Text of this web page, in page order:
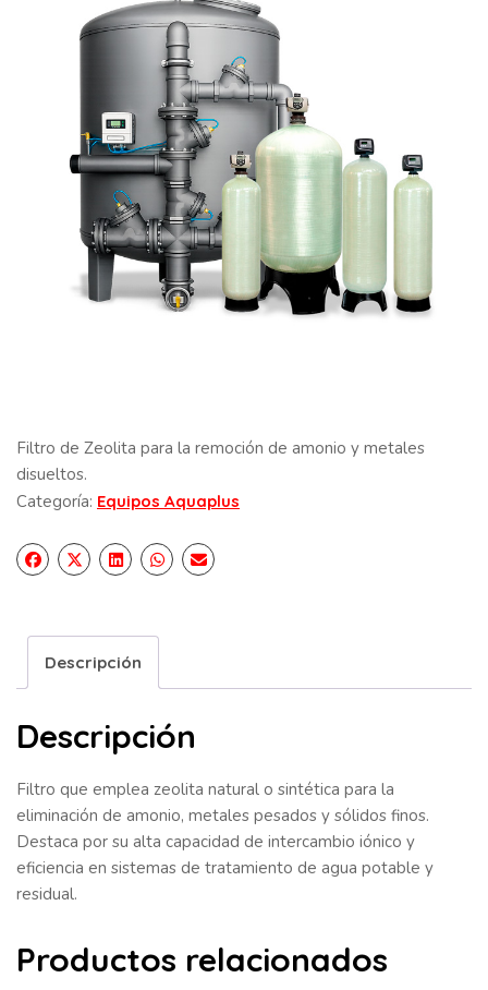
Filtro de Zeolita para la remoción de amonio y metales
disueltos.
Categoría: Equipos Aquaplus
Descripción
Descripción
Filtro que emplea zeolita natural o sintética para la
eliminación de amonio, metales pesados y sólidos finos.
Destaca por su alta capacidad de intercambio iónico y
eficiencia en sistemas de tratamiento de agua potable y
residual.
Productos relacionados